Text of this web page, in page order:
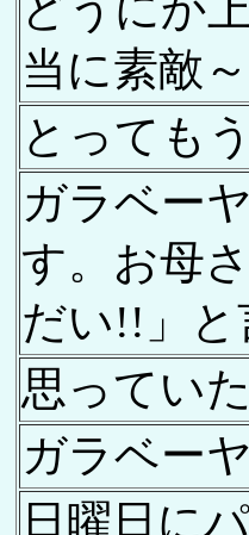
当に素敵
とっても
ガラベー
す。お母
だい!!」
思ってい
ガラベー
日曜日に